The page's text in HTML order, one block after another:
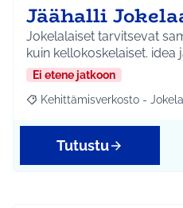
Jäähalli
Jokelalaiset tarvitsevat
kuin
Ei etene jatkoon
Rajaa tulokset aihepiirin
Kehittämisverkosto - Jokela
Tutustu